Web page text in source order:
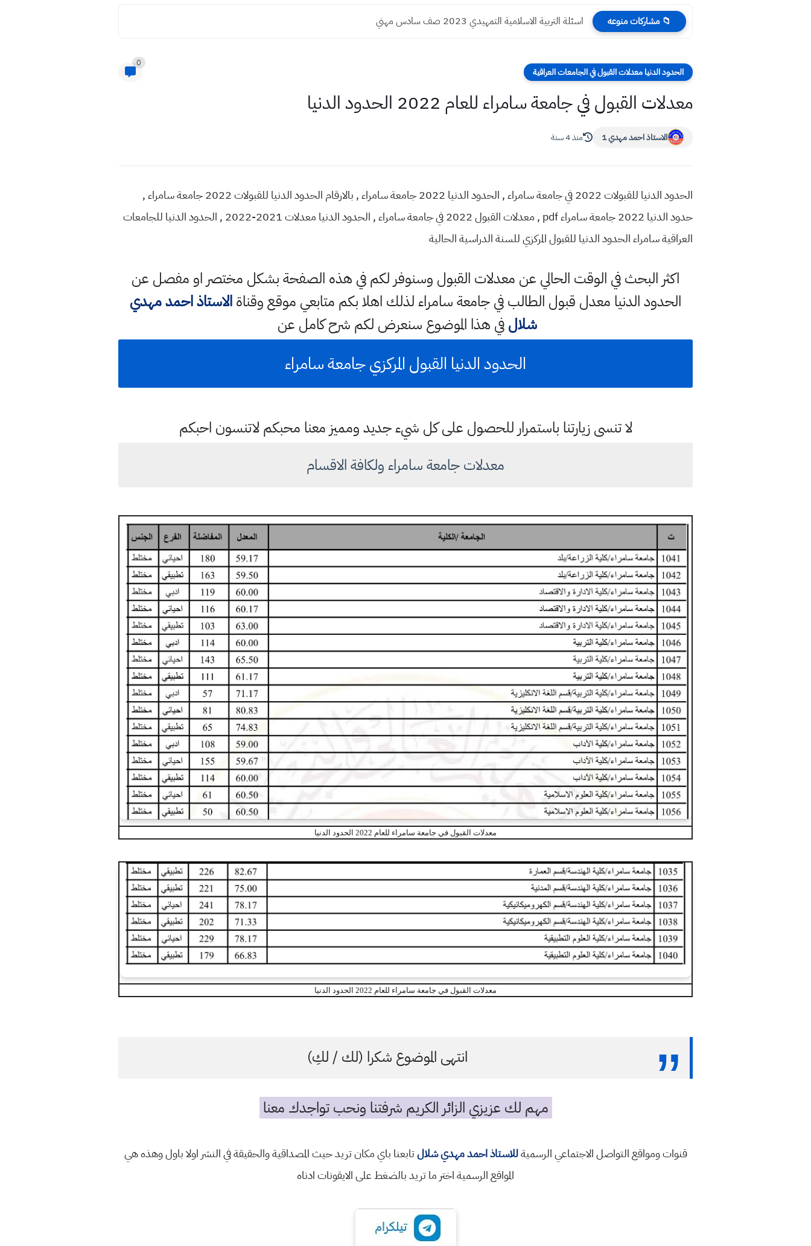
📁 مشاركات منوعه اسئلة التربية الاسلامية التمهيدي 2023 صف سادس مهني
الحدود الدنيا معدلات القبول في الجامعات العراقية
0
معدلات القبول في جامعة سامراء للعام 2022 الحدود الدنيا
الاستاذ احمد مهدي 1 منذ 4 سنة
الحدود الدنيا للقبولات 2022 في جامعة سامراء , الحدود الدنيا 2022 جامعة سامراء , بالارقام الحدود الدنيا للقبولات 2022 جامعة سامراء ,
حدود الدنيا 2022 جامعة سامراء pdf , معدلات القبول 2022 في جامعة سامراء , الحدود الدنيا معدلات 2021-2022 , الحدود الدنيا للجامعات
العراقية سامراء الحدود الدنيا للقبول المركزي للسنة الدراسية الحالية
اكثر البحث في الوقت الحالي عن معدلات القبول وسنوفر لكم في هذه الصفحة بشكل مختصر او مفصل عن
الحدود الدنيا معدل قبول الطالب في جامعة سامراء لذلك اهلا بكم متابعي موقع وقناةالاستاذ احمد مهدي
شلالفي هذا الموضوع سنعرض لكم شرح كامل عن
الحدود الدنيا القبول المركزي جامعة سامراء
لا تنسى زيارتنا باستمرار للحصول على كل شيء جديد ومميز معنا محبكم لاتنسون احبكم
معدلات جامعة سامراء ولكافة الاقسام
معدلات القبول في جامعة سامراء للعام 2022 الحدود الدنيا
معدلات القبول في جامعة سامراء للعام 2022 الحدود الدنيا
انتهى الموضوع شكرا (لك / لكِ)
مهم لك عزيزي الزائر الكريم شرفتنا ونحب تواجدك معنا
قنوات ومواقع التواصل الاجتماعي الرسميةللاستاذ احمد مهدي شلالتابعنا باي مكان تريد حيث المصداقية والحقيقة في النشر اولا باول وهذه هي
المواقع الرسمية اختر ما تريد بالضغط على الايقونات ادناه